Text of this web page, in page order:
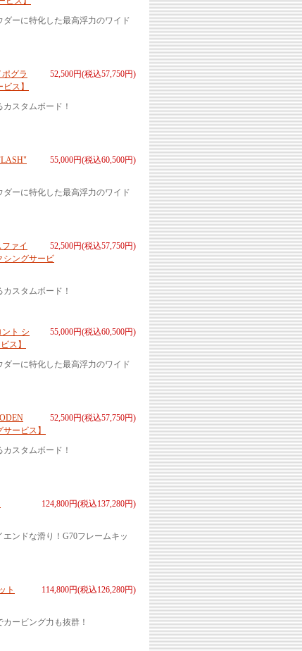
ーに特化した最高浮力のワイド
52,500円(税込57,750円)
グラ
ス】
スタムボード！
55,000円(税込60,500円)
ーに特化した最高浮力のワイド
52,500円(税込57,750円)
ァイ
シングサービ
スタムボード！
55,000円(税込60,500円)
ント シ
ス】
ーに特化した最高浮力のワイド
52,500円(税込57,750円)
ービス】
スタムボード！
124,800円(税込137,280円)
ンドな滑り！G70フレームキッ
114,800円(税込126,280円)
ト
ービング力も抜群！